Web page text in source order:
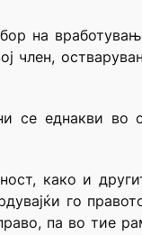
на
член,
се еднакви
како и
го
па во тие